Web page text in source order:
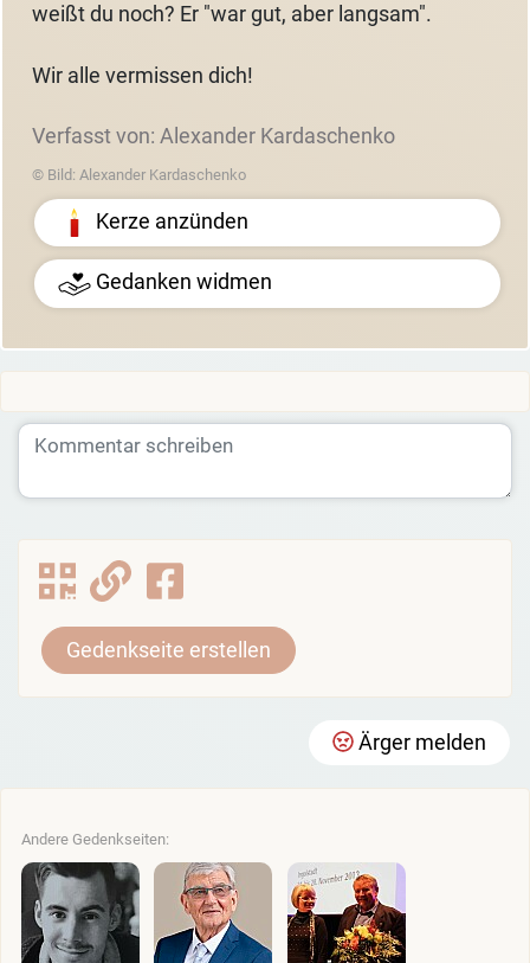
weißt du noch? Er "war gut, aber langsam".
Wir alle vermissen dich!
Verfasst von: Alexander Kardaschenko
© Bild: Alexander Kardaschenko
Kerze anzünden
Gedanken widmen
Gedenkseite erstellen
Ärger melden
Andere Gedenkseiten: